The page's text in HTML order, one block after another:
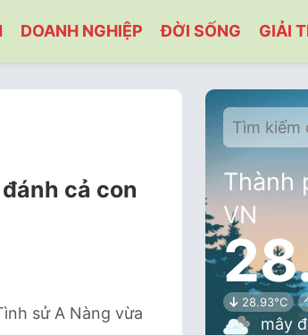
DOANH NGHIỆP ĐỜI SỐNG GIẢI
cả con
sử A Nàng vừa
Thành
VN
28.93°C
mây